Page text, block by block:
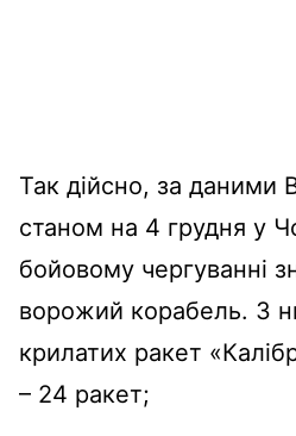
Так дійсно, за даними
станом на 4 грудня у
бойовому чергуванні
ворожий корабель. З
крилатих ракет
– 24 ракет;